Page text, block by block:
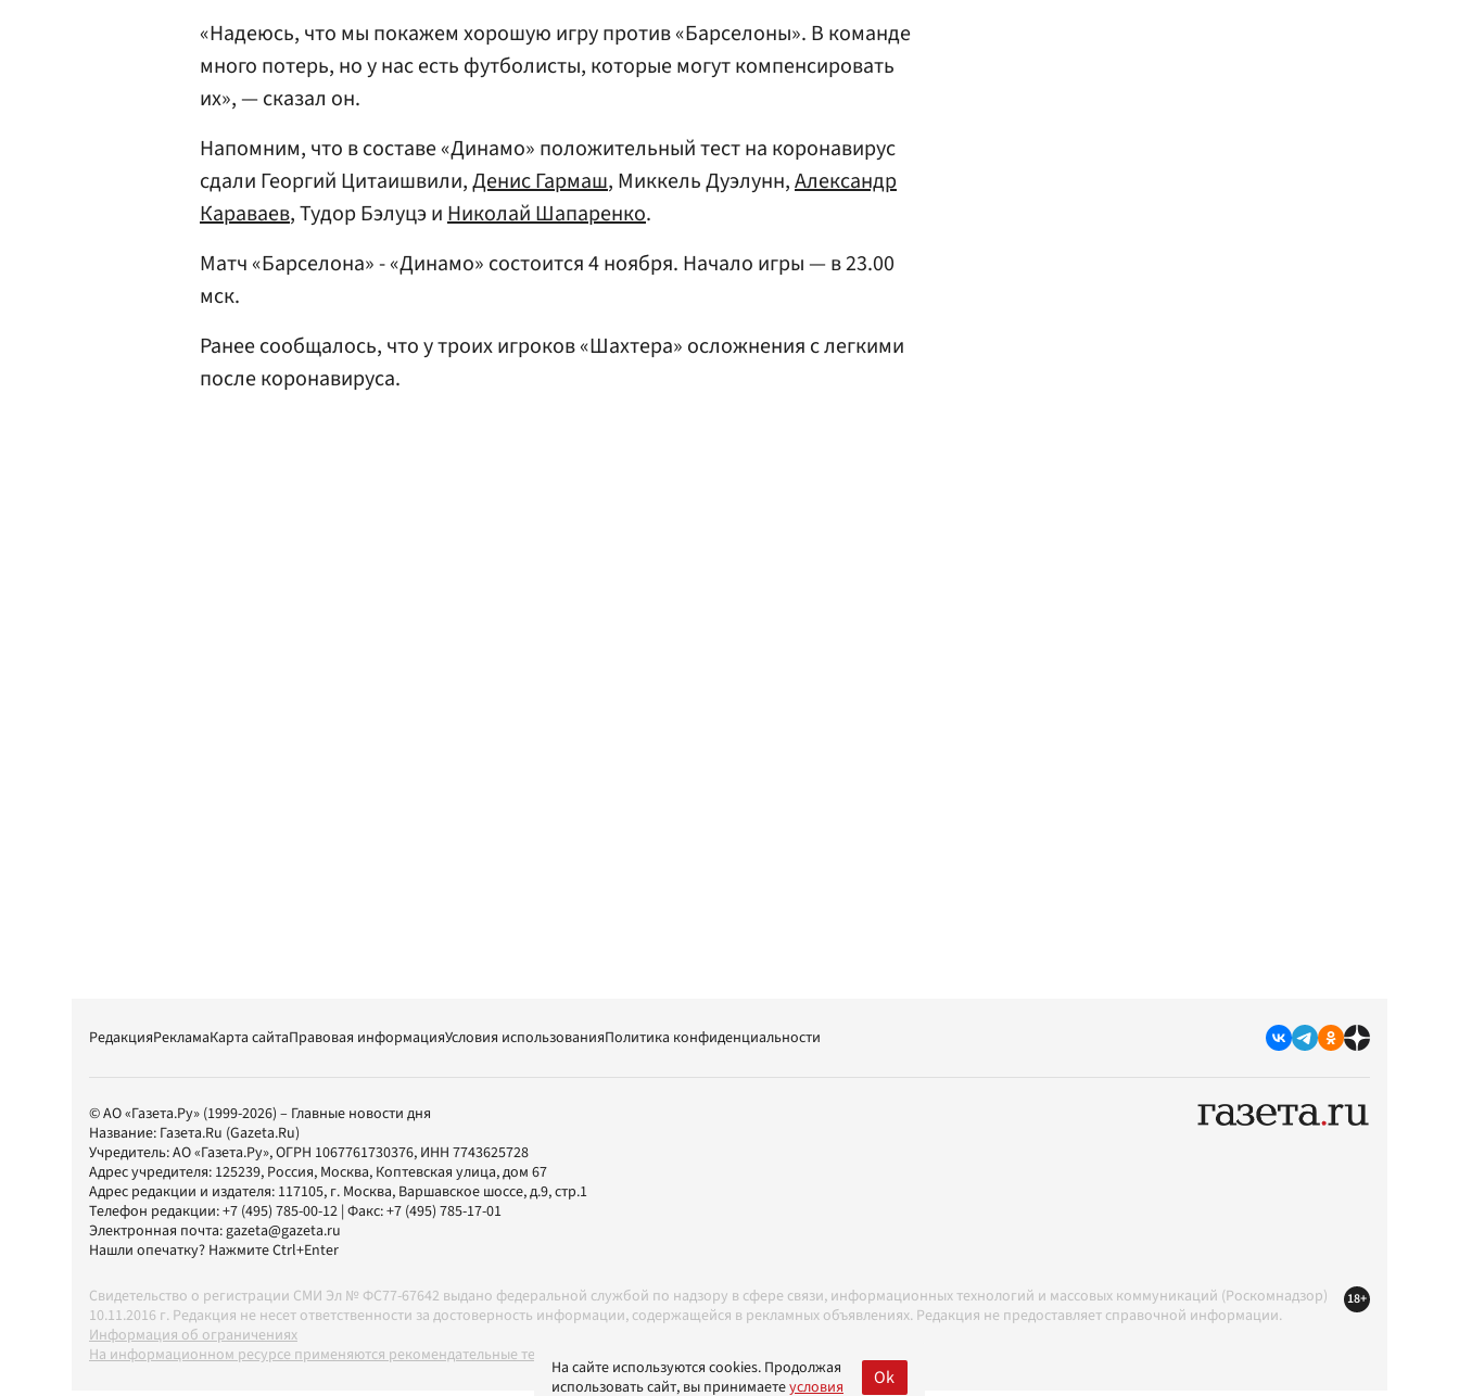
«Надеюсь, что мы покажем хорошую игру против «Барселоны». В команде
много потерь, но у нас есть футболисты, которые могут компенсировать
их», — сказал он.
Напомним, что в составе «Динамо» положительный тест на коронавирус
сдали Георгий Цитаишвили,Денис Гармаш, Миккель Дуэлунн,Александр
Караваев, Тудор Бэлуцэ иНиколай Шапаренко.
Матч «Барселона» - «Динамо» состоится 4 ноября. Начало игры — в 23.00
мск.
Ранее сообщалось, что у троих игроков «Шахтера» осложнения с легкими
после коронавируса.
РедакцияРекламаКарта сайтаПравовая информацияУсловия использованияПолитика конфиденциальности
© АО «Газета.Ру» (1999-2026) – Главные новости дня
Название: Газета.Ru (Gazeta.Ru)
Учредитель:АО «Газета.Ру», ОГРН 1067761730376, ИНН 7743625728
Адрес учредителя: 125239, Россия, Москва, Коптевская улица, дом 67
Адрес редакции и издателя: 117105, г. Москва, Варшавское шоссе, д.9, стр.1
Телефон редакции:+7 (495) 785-00-12 | Факс:+7 (495) 785-17-01
Электронная почта:gazeta@gazeta.ru
Нашли опечатку? Нажмите Ctrl+Enter
Свидетельство о регистрации СМИ Эл № ФС77-67642 выдано федеральной службой по надзору в сфере связи, информационных технологий и массовых коммуникаций (Роскомнадзор)
10.11.2016 г. Редакция не несет ответственности за достоверность информации, содержащейся в рекламных объявлениях. Редакция не предоставляет справочной информации.
Информация об ограничениях
На информационном ресурсе применяются рекомендательные технологии в соответствии с Правилами
18+
На сайте используются cookies. Продолжая
использовать сайт, вы принимаетеусловия Ok